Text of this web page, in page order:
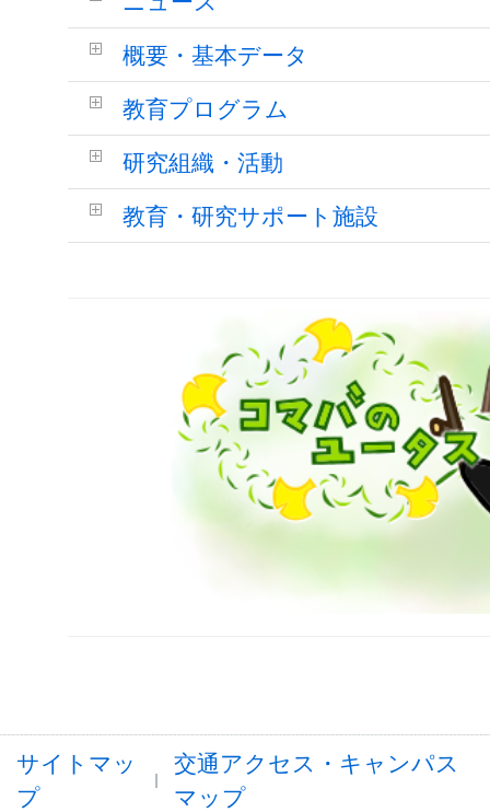
概要・基本データ
教育プログラム
研究組織・活動
教育・研究サポート施設
サイトマッ
プ
交通アクセス・キャンパス
マップ